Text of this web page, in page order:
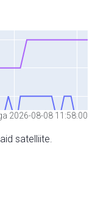
2026-08-08 11:58:00
satelliite.